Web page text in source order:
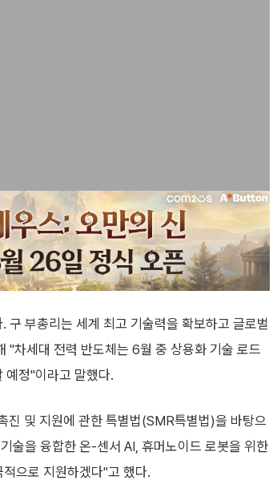
구 부총리는 세계 최고 기술력을 확보하고 글로벌
"차세대 전력 반도체는 6월 중 상용화 기술 로드
예정"이라고 말했다.
및 지원에 관한 특별법(SMR특별법)을 바탕으
술을 융합한 온-센서 AI, 휴머노이드 로봇을 위한
으로 지원하겠다"고 했다.